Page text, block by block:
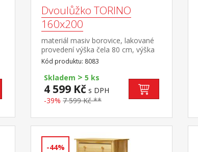
Dvoulůžko TORINO
160x200
materiál masiv borovice, lakované
provedení výška čela 80 cm, výška
sedu 38 cm, cena bez roštu a
matrace minimální doporučená
výška matrace 15 cm doporučený
rozměr matrace 160 × 200 cm nebo
2 kusy 80 × 200 cm a rošt R2
doporučená nosnost do 120 kg na
Kód produktu: 8083
Skladem > 5 ks
4 599 Kč s DPH
-39% 7 599 Kč **
-44%